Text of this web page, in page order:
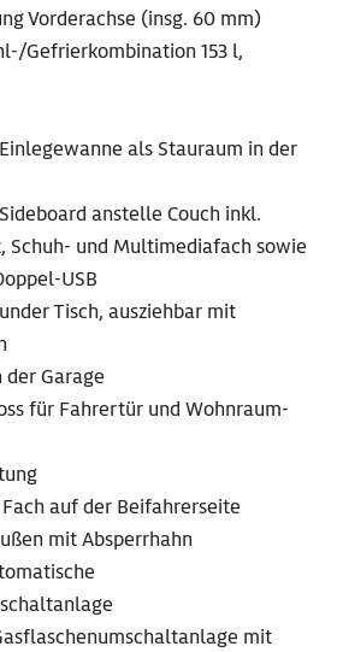
Vorderachse (insg. 60 mm)
Gefrierkombination 153 l,
als Stauraum in der
anstelle Couch inkl.
Schuh- und Multimediafach sowie
USB
Tisch, ausziehbar mit
der Garage
für Fahrertür und Wohnraum-
auf der Beifahrerseite
mit Absperrhahn
mit